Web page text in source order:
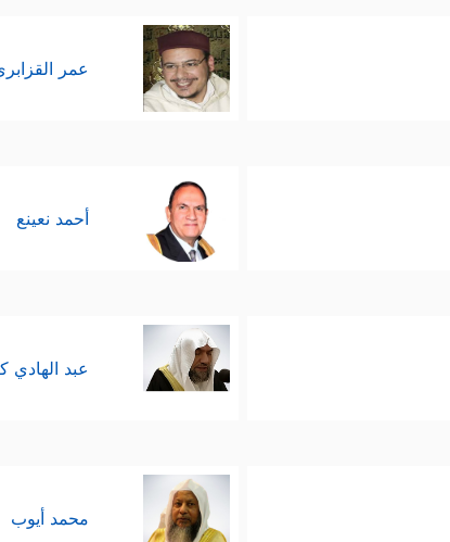
عمر
أحمد نعينع
عبد الهادي
محمد أيوب